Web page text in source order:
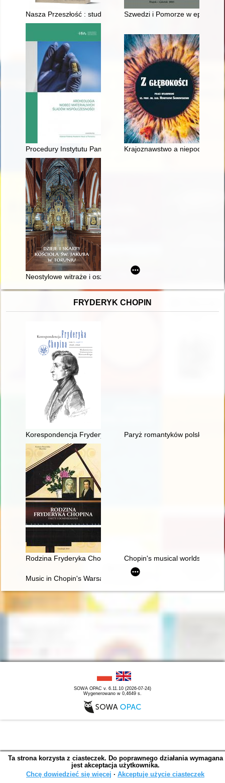
Nasza Przeszłość : studia z dziejów Kościoła i kultury
Szwedzi i Pomorze w epice
Procedury Instytutu Pamięci Narodowej w zakresie
Krajoznawstwo a niepodległość
Neostylowe witraże i oszklenia ornamentalne w kościele pw.
FRYDERYK CHOPIN
Korespondencja Fryderyka Chopina. T. 3 cz. 3,
Paryż romantyków polskich:
Rodzina Fryderyka Chopina. Fakty i domniemania
Chopin's musical worlds the
Music in Chopin's Warsaw
SOWA OPAC v. 6.11.10 (2026-07-24)
Wygenerowano w 0,4649 s.
Ta strona korzysta z ciasteczek. Do poprawnego działania wymagana
jest akceptacja użytkownika.
Chcę dowiedzieć się więcej ∙ Akceptuję użycie ciasteczek